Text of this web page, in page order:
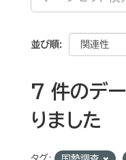
並び順
7 件のデ
りました